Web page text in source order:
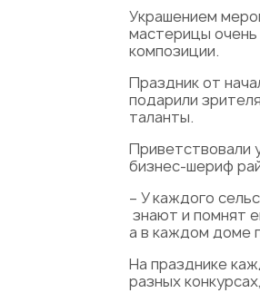
Украшением
мастерицы
композиции.
Праздник от
подарили
таланты.
Приветствовали
бизнес-шериф
– У каждого
знают и помнят
а в каждом доме
На празднике
разных